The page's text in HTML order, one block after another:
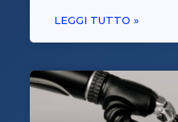
LEGGI TUTTO »